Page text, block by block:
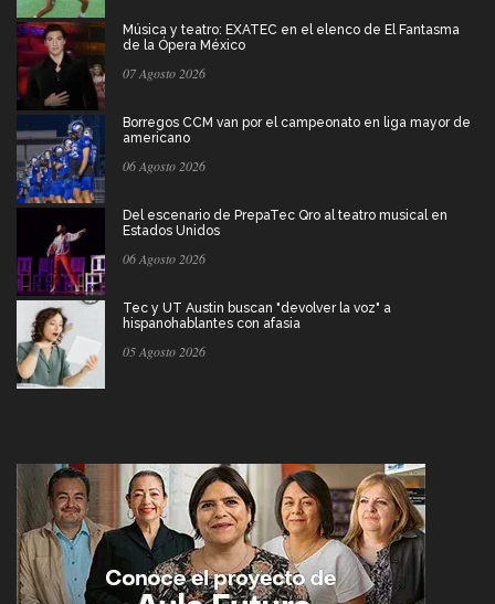
Música y teatro: EXATEC en el elenco de El Fantasma
de la Ópera México
07 Agosto 2026
Borregos CCM van por el campeonato en liga mayor de
americano
06 Agosto 2026
Del escenario de PrepaTec Qro al teatro musical en
Estados Unidos
06 Agosto 2026
Tec y UT Austin buscan "devolver la voz" a
hispanohablantes con afasia
05 Agosto 2026